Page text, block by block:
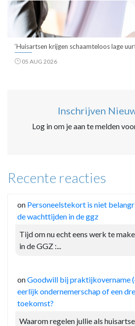
‘Huisartsen krijgen schaamteloos lage
05 AUG 2026
Inschrijven
Log in om je aan te melden
Recente reacties
on Personeelstekort is niet
de wachttijden in de ggz
Tijd om nu echt eens werk te
in de GGZ :...
onGoodwill bij praktijkovername
eerlijk ondernemerschap of een
toekomst?
Waarom regelen jullie als